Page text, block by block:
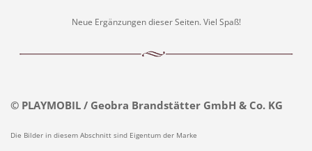
Neue Ergänzungen dieser Seiten. Viel Spaß!
© PLAYMOBIL / Geobra Brandstätter GmbH & Co. KG
Die Bilder in diesem Abschnitt sind Eigentum der Marke